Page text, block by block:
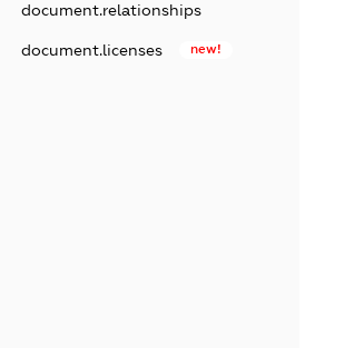
document.relationships
document.licenses new!